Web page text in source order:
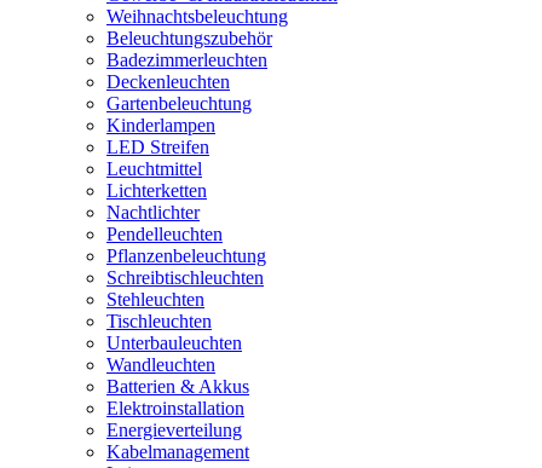
Weihnachtsbeleuchtung
Beleuchtungszubehör
Badezimmerleuchten
Deckenleuchten
Gartenbeleuchtung
Kinderlampen
LED Streifen
Leuchtmittel
Lichterketten
Nachtlichter
Pendelleuchten
Pflanzenbeleuchtung
Schreibtischleuchten
Stehleuchten
Tischleuchten
Unterbauleuchten
Wandleuchten
Batterien & Akkus
Elektroinstallation
Energieverteilung
Kabelmanagement